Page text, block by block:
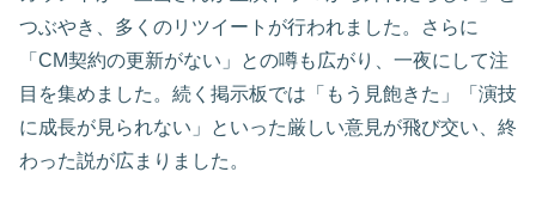
つぶやき、多くのリツイートが行われました。さらに
「CM契約の更新がない」との噂も広がり、一夜にして注
目を集めました。続く掲示板では「もう見飽きた」「演技
に成長が見られない」といった厳しい意見が飛び交い、終
わった説が広まりました。